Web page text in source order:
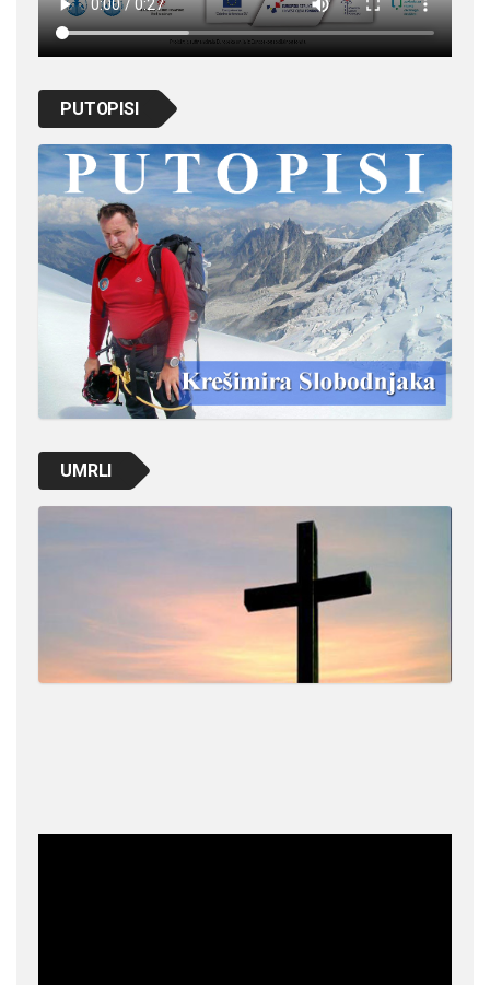
PUTOPISI
UMRLI